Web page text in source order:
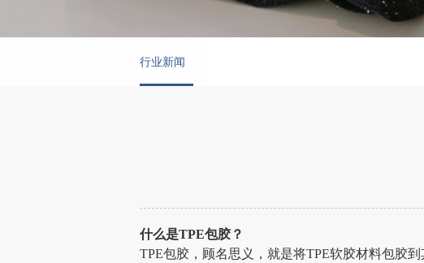
行业新闻
什么是TPE包胶？
TPE包胶 ，顾名思义，就是将TPE软胶材料包胶